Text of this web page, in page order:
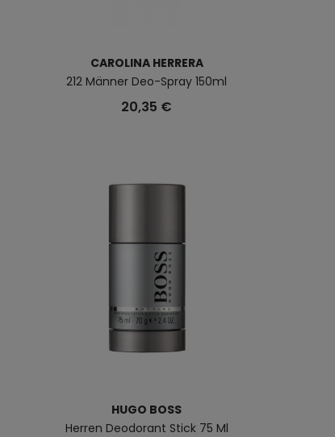
CAROLINA HERRERA
212 Männer Deo-Spray 150ml
20,35 €
HUGO BOSS
Herren Deodorant Stick 75 Ml